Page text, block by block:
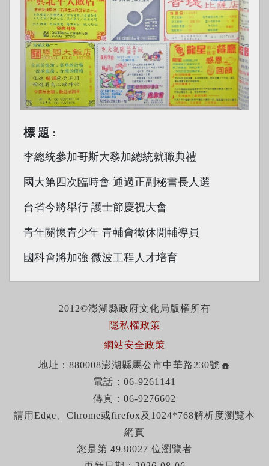
標題
李總統參加哥斯大黎加總統就職典禮
國大第四次臨時會 通過正副秘書長人選
台省今將舉行 護士節慶祝大會
青年關懷青少年 青輔會徵休閒輔導員
國科會將加強 微波工程人才培育
2012©澎湖縣政府文化局版權所有
隱私權政策
網站安全政策
地址：880008澎湖縣馬公市中華路230號
電話：06-9261141
傳真：06-9276602
請用Edge、Chrome或firefox及1024*768解析度瀏覽本
網頁
您是第 4938027 位瀏覽者